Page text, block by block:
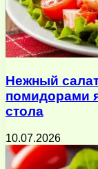
Нежный
помидорами
стола
10.07.2026